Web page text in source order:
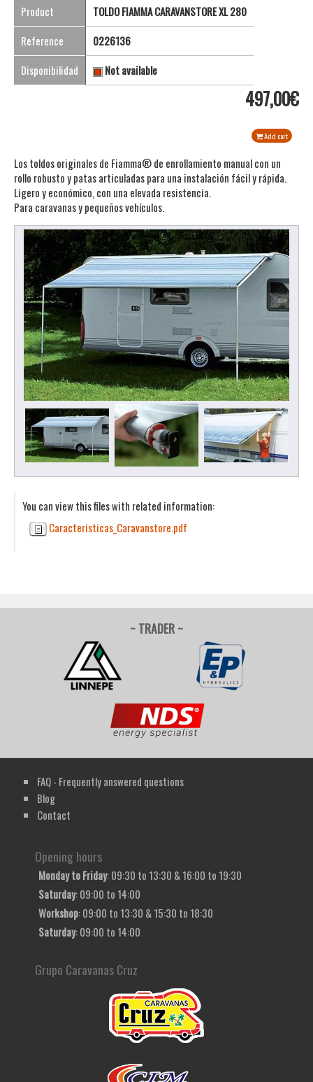
Product
TOLDO FIAMMA CARAVANSTORE XL 280
Reference
0226136
Disponibilidad
Not available
497,00€
Add cart
Los toldos originales de Fiamma® de enrollamiento manual con un
rollo robusto y patas articuladas para una instalación fácil y rápida.
Ligero y económico, con una elevada resistencia.
Para caravanas y pequeños vehículos.
You can view this files with related information:
Caracteristicas_Caravanstore.pdf
~ TRADER ~
FAQ - Frequently answered questions
Blog
Contact
Opening hours
Monday to Friday: 09:30 to 13:30 & 16:00 to 19:30
Saturday: 09:00 to 14:00
Workshop: 09:00 to 13:30 & 15:30 to 18:30
Saturday: 09:00 to 14:00
Grupo Caravanas Cruz